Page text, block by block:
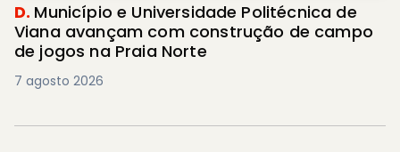
D. Município e Universidade Politécnica de
Viana avançam com construção de campo
de jogos na Praia Norte
7 agosto 2026